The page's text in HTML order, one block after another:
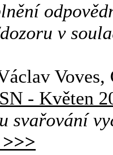
v
- Květen
svařování